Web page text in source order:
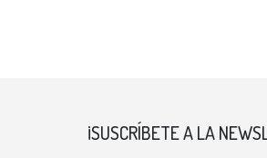
¡SUSCRÍBETE A LA